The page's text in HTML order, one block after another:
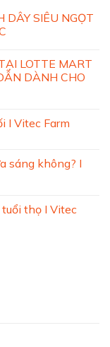
DÂY SIÊU NGỌT
LOTTE MART
DÀNH CHO
I Vitec Farm
sáng không? I
thọ I Vitec